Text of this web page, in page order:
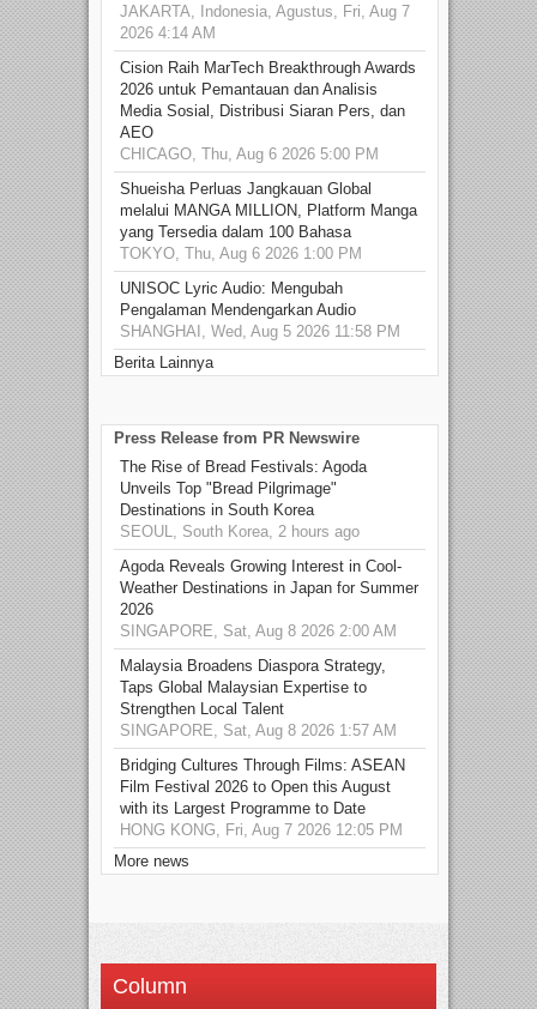
JAKARTA, Indonesia, Agustus, Fri, Aug 7
2026 4:14 AM
Cision Raih MarTech Breakthrough Awards
2026 untuk Pemantauan dan Analisis
Media Sosial, Distribusi Siaran Pers, dan
AEO
CHICAGO, Thu, Aug 6 2026 5:00 PM
Shueisha Perluas Jangkauan Global
melalui MANGA MILLION, Platform Manga
yang Tersedia dalam 100 Bahasa
TOKYO, Thu, Aug 6 2026 1:00 PM
UNISOC Lyric Audio: Mengubah
Pengalaman Mendengarkan Audio
SHANGHAI, Wed, Aug 5 2026 11:58 PM
Berita Lainnya
Press Release from PR Newswire
The Rise of Bread Festivals: Agoda
Unveils Top "Bread Pilgrimage"
Destinations in South Korea
SEOUL, South Korea, 2 hours ago
Agoda Reveals Growing Interest in Cool-
Weather Destinations in Japan for Summer
2026
SINGAPORE, Sat, Aug 8 2026 2:00 AM
Malaysia Broadens Diaspora Strategy,
Taps Global Malaysian Expertise to
Strengthen Local Talent
SINGAPORE, Sat, Aug 8 2026 1:57 AM
Bridging Cultures Through Films: ASEAN
Film Festival 2026 to Open this August
with its Largest Programme to Date
HONG KONG, Fri, Aug 7 2026 12:05 PM
More news
Column